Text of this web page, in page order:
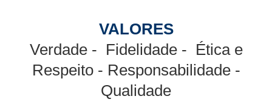
VALORES
Verdade - Fidelidade - Ética e
Respeito - Responsabilidade -
Qualidade